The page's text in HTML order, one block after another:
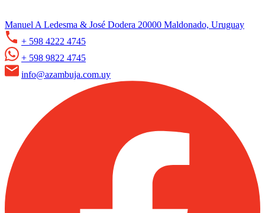
Manuel A Ledesma & José Dodera 20000 Maldonado, Uruguay
+ 598 4222 4745
+ 598 9822 4745
info@azambuja.com.uy